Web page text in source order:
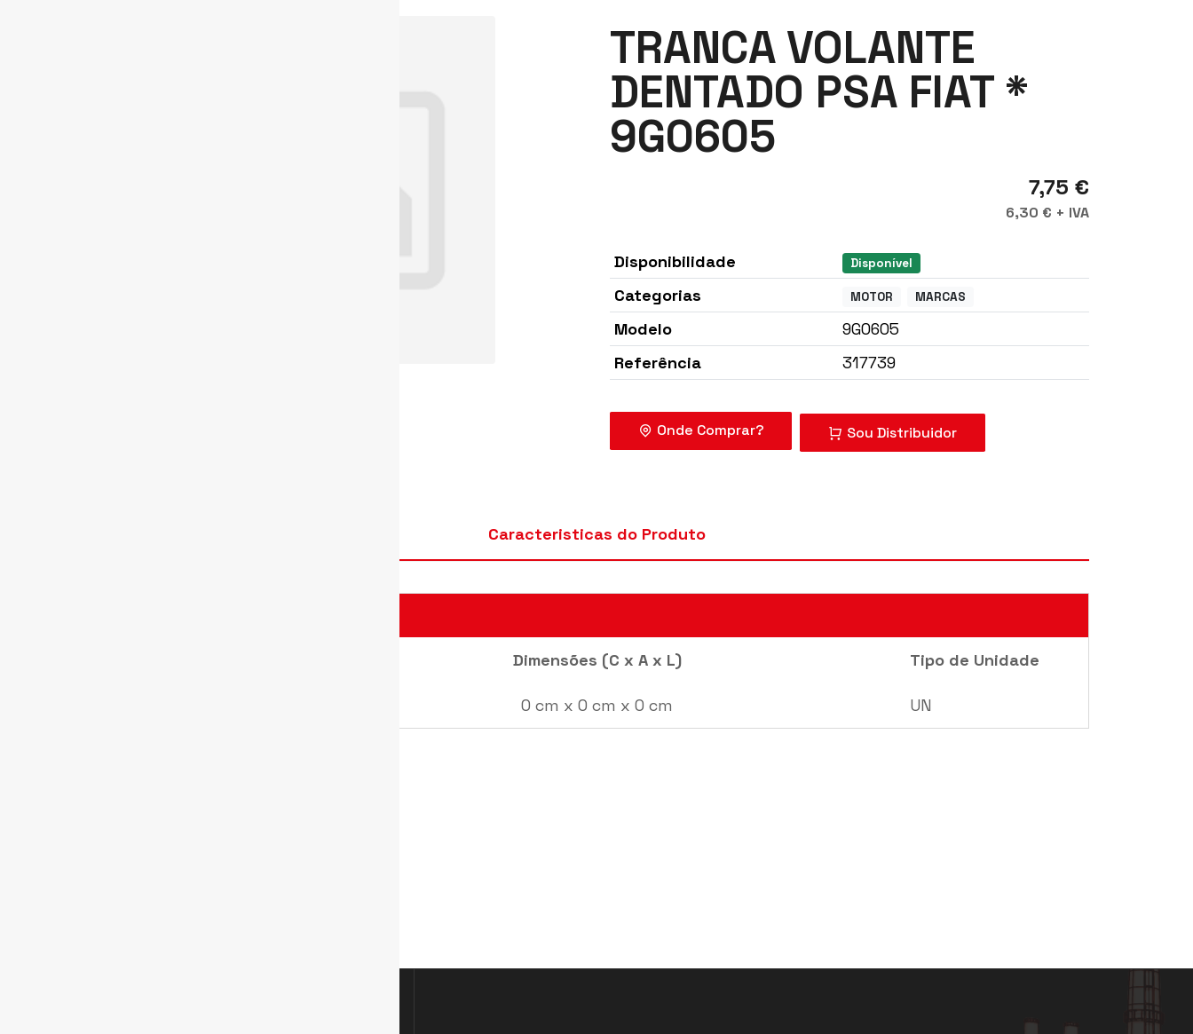
TRANCA VOLANTE
DENTADO PSA FIAT *
9G0605
7,75 €
6,30 € + IVA
Disponibilidade Disponível
Categorias MOTOR MARCAS
Modelo
9G0605
Referência
317739
Caracteristicas do Produto
Dimensões (C x A x L) Tipo de Unidade
0 cm x 0 cm x 0 cm UN